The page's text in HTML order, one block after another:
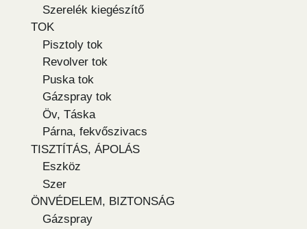
Szerelék kiegészítő
TOK
Pisztoly tok
Revolver tok
Puska tok
Gázspray tok
Öv, Táska
Párna, fekvőszivacs
TISZTÍTÁS, ÁPOLÁS
Eszköz
Szer
ÖNVÉDELEM, BIZTONSÁG
Gázspray